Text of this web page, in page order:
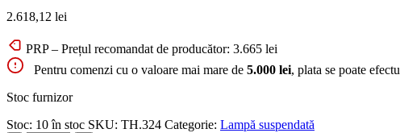
2.618,12 lei
PRP – Prețul recomandat de producător: 3.665 lei
Pentru comenzi cu o valoare mai mare de 5.000 lei, plata se poate
Stoc furnizor
Stoc: 10 în stoc SKU: TH.324 Categorie: Lampă suspendată